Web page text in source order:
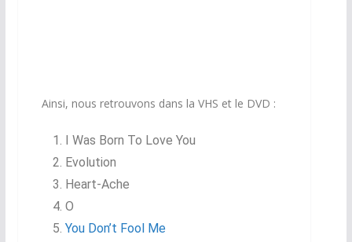
Ainsi, nous retrouvons dans la VHS et le DVD :
I Was Born To Love You
Evolution
Heart-Ache
O
You Don’t Fool Me